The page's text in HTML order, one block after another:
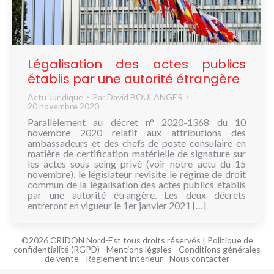
NOUS
CONNAÎTRE
CONTACT
Légalisation des actes publics
établis par une autorité étrangère
Actu Juridique Par David BOULANGER
20 novembre 2020
Parallèlement au décret n° 2020-1368 du 10
novembre 2020 relatif aux attributions des
ambassadeurs et des chefs de poste consulaire en
matière de certification matérielle de signature sur
les actes sous seing privé (voir notre actu du 15
novembre), le législateur revisite le régime de droit
commun de la légalisation des actes publics établis
par une autorité étrangère. Les deux décrets
entreront en vigueur le 1er janvier 2021 […]
©2026 CRIDON Nord-Est tous droits réservés | Politique de
confidentialité (RGPD) - Mentions légales - Conditions générales
de vente - Réglement intérieur - Nous contacter